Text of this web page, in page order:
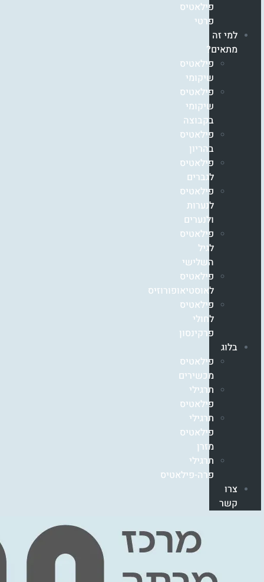
פילאטיס
פרטי
למי זה
מתאים?
פילאטיס
שיקומי
פילאטיס
שיקומי
בקבוצה
פילאטיס
בהריון
פילאטיס
לגברים
פילאטיס
לנערות
ולנערים
פילאטיס
לגיל
השלישי
פילאטיס
לאוסטיאופורוזיס
פילאטיס
לחולי
פרקינסון
בלוג
פילאטיס
מכשירים
תרגילי
פילאטיס
תרגילי
פילאטיס
מזרן
תרגילי
פרה-פילאטיס
צרו
קשר